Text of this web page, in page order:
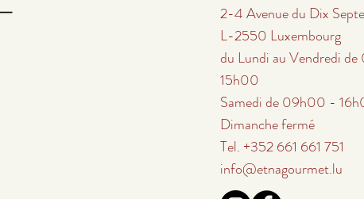
2-4 Avenue du Dix
L-2550 Luxembourg
du Lundi au Vendredi
15h00
Samedi de 09h00 -
Dimanche fermé
Tel. +352 661 661 751
info@etnagourmet.lu